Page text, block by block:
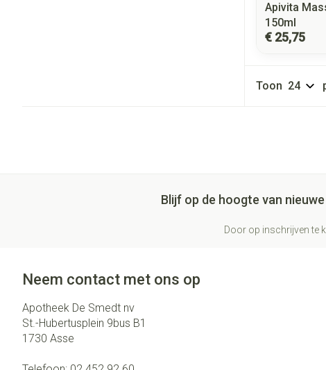
Apivita
150ml
€ 25,75
Toon
Blijf op de hoogte van
Door op inschrijven te
Neem contact met ons op
Apotheek De Smedt nv
St.-Hubertusplein 9bus B1
1730 Asse